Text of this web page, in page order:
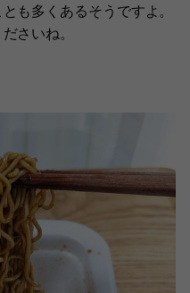
も多くあるそうですよ。
さいね。